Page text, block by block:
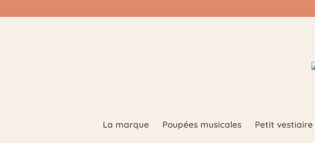
La marque Poupées musicales Petit vestiaire
carte cadeau/ Carte cadeau